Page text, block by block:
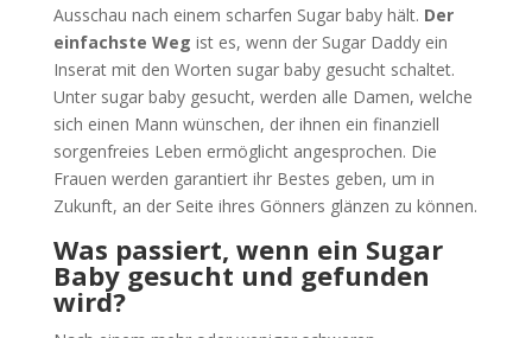
Ausschau nach einem scharfen Sugar baby hält. Der
einfachste Weg ist es, wenn der Sugar Daddy ein
Inserat mit den Worten sugar baby gesucht schaltet.
Unter sugar baby gesucht, werden alle Damen, welche
sich einen Mann wünschen, der ihnen ein finanziell
sorgenfreies Leben ermöglicht angesprochen. Die
Frauen werden garantiert ihr Bestes geben, um in
Zukunft, an der Seite ihres Gönners glänzen zu können.
Was passiert, wenn ein Sugar
Baby gesucht und gefunden
wird?